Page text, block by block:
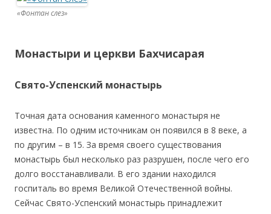
«Фонтан слез»
Монастыри и церкви Бахчисарая
Свято-Успенский монастырь
Точная дата основания каменного монастыря не
известна. По одним источникам он появился в 8 веке, а
по другим – в 15. За время своего существования
монастырь был несколько раз разрушен, после чего его
долго восстанавливали. В его здании находился
госпиталь во время Великой Отечественной войны.
Сейчас Свято-Успенский монастырь принадлежит